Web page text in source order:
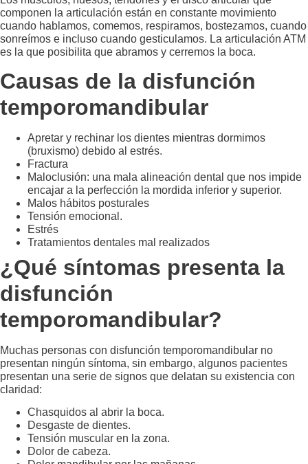
componen la articulación están en constante movimiento
cuando hablamos, comemos, respiramos, bostezamos, cuando
sonreímos e incluso cuando gesticulamos. La articulación ATM
es la que posibilita que abramos y cerremos la boca.
Causas de la disfunción
temporomandibular
Apretar y rechinar los dientes mientras dormimos
(bruxismo) debido al estrés.
Fractura
Maloclusión: una mala alineación dental que nos impide
encajar a la perfección la mordida inferior y superior.
Malos hábitos posturales
Tensión emocional.
Estrés
Tratamientos dentales mal realizados
¿Qué síntomas presenta la
disfunción
temporomandibular?
Muchas personas con disfunción temporomandibular no
presentan ningún síntoma, sin embargo, algunos pacientes
presentan una serie de signos que delatan su existencia con
claridad:
Chasquidos al abrir la boca.
Desgaste de dientes.
Tensión muscular en la zona.
Dolor de cabeza.